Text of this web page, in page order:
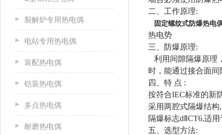
裂解炉专用热电偶
电站专用热电偶
装配热电偶
铠装热电偶
多点热电偶
耐磨热电偶
二、工作原理:
固定螺纹式防爆热电
热电势
三、防爆原理:
利用间隙隔爆原理
时，能通过接合面
四、特 点 :
按符合IEC标准的新
采用两腔式隔爆结
隔爆标志dⅡCT6,适
五、选型方法: